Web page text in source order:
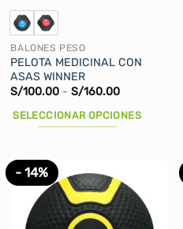
la
página
de
producto
BALONES PESO
PELOTA MEDICINAL CON
ASAS WINNER
S/100.00 - S/160.00Rango
precios:
SELECCIONAR OPCIONES
tiene
múltiples
variantes.
Las
- 14%